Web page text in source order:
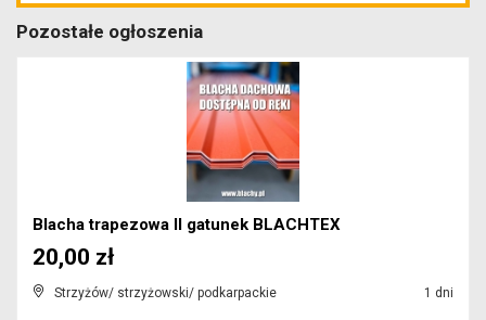
Pozostałe ogłoszenia
Blacha trapezowa II gatunek BLACHTEX
Strzyżów/ strzyżowski/ podkarpackie 1 dni
20,00 zł